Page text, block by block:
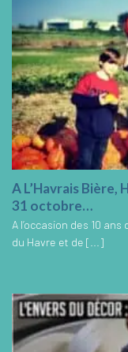
A L’Havrais Bière,
31 octobre…
A l’occasion des 10
du Havre et de [...]